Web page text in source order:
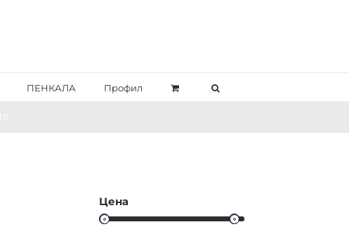
ПЕНКАЛА Профил
Цена